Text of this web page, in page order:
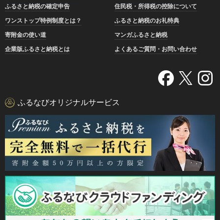
ふるさと納税の確定申告
住民税・所得税の控除について
ワンストップ特例制度とは？
ふるさと納税のお礼特典
寄附金の使い道
マンガふるさと納税
企業版ふるさと納税とは
よくあるご質問・お問い合わせ
ふるなびオリジナルサービス